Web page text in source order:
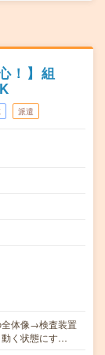
！】組
派遣
全体像→検査装置
動く状態にす…